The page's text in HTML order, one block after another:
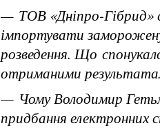
— ТОВ «Дніпро-Гібрид»
імпортувати
розведення. Що
отриманими
— Чому Володимир
придбання електронних